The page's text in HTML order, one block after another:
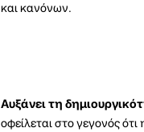
και κανόνων.
Αυξάνει τη
οφείλεται στο γεγονός